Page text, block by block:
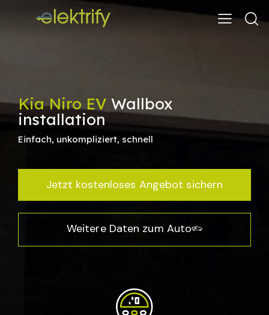
Kia Niro EV Wallbox
installation
Einfach, unkompliziert, schnell
Jetzt kostenloses Angebot sichern
Weitere Daten zum Auto